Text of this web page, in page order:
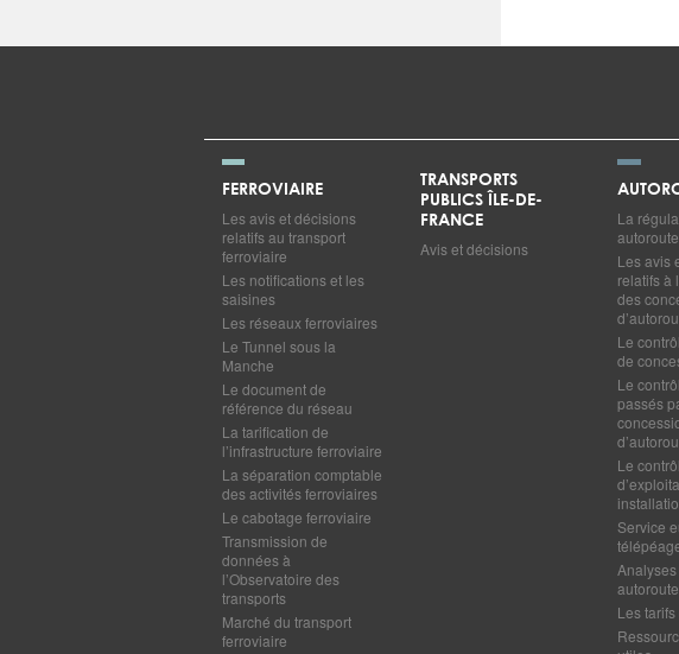
FERROVIAIRE
Les avis et décisions
relatifs au transport
ferroviaire
Les notifications et les
saisines
Les réseaux ferroviaires
Le Tunnel sous la
Manche
Le document de
référence du réseau
La tarification de
l’infrastructure ferroviaire
La séparation comptable
des activités ferroviaires
Le cabotage ferroviaire
Transmission de
données à
l’Observatoire des
transports
Marché du transport
ferroviaire
TRANSPORTS
PUBLICS ÎLE-DE-
FRANCE
Avis et décisions
La
Les avis
relatifs à
des
Le
de
Le
passés
Le
Service
Les